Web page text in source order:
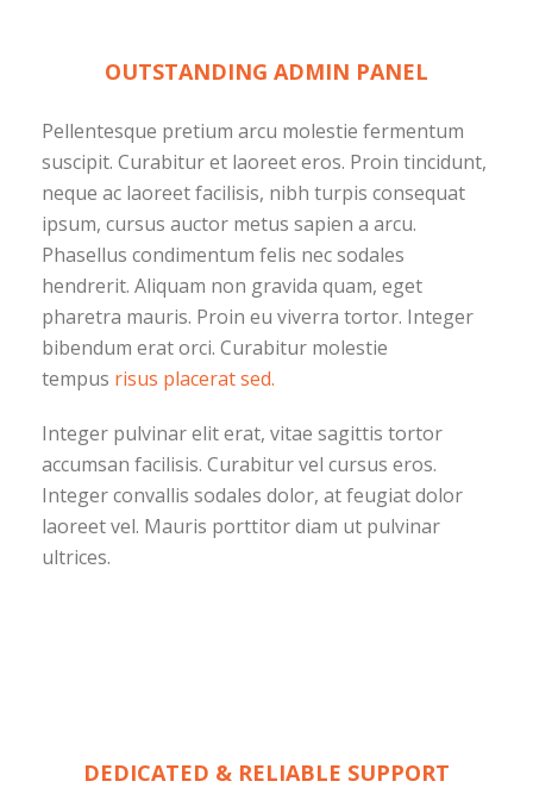
OUTSTANDING ADMIN PANEL
Pellentesque pretium arcu molestie fermentum
suscipit. Curabitur et laoreet eros. Proin tincidunt,
neque ac laoreet facilisis, nibh turpis consequat
ipsum, cursus auctor metus sapien a arcu.
Phasellus condimentum felis nec sodales
hendrerit. Aliquam non gravida quam, eget
pharetra mauris. Proin eu viverra tortor. Integer
bibendum erat orci. Curabitur molestie
tempus risus placerat sed.
Integer pulvinar elit erat, vitae sagittis tortor
accumsan facilisis. Curabitur vel cursus eros.
Integer convallis sodales dolor, at feugiat dolor
laoreet vel. Mauris porttitor diam ut pulvinar
ultrices.
DEDICATED & RELIABLE SUPPORT